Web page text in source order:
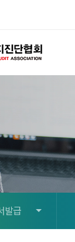
발급